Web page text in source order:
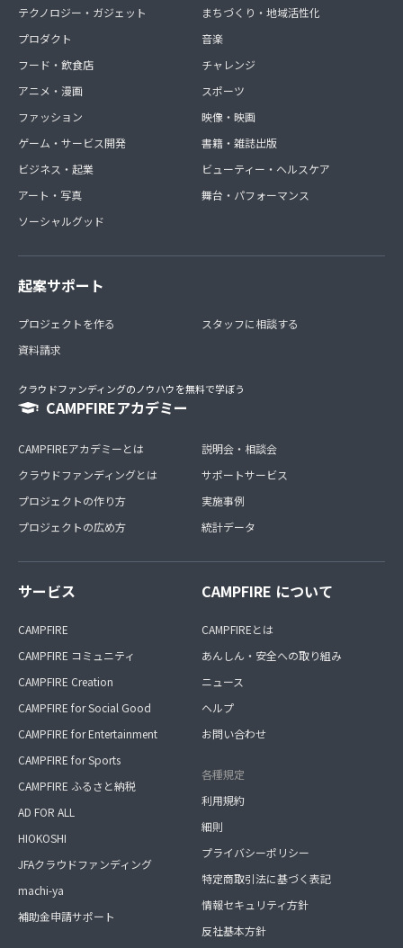
テクノロジー・ガジェット
プロダクト
フード・飲食店
アニメ・漫画
ファッション
ゲーム・サービス開発
ビジネス・起業
アート・写真
ソーシャルグッド
まちづくり・地域活性化
音楽
チャレンジ
スポーツ
映像・映画
書籍・雑誌出版
ビューティー・ヘルスケア
舞台・パフォーマンス
起案サポート
プロジェクトを作る
資料請求
スタッフに相談する
クラウドファンディングのノウハウを無料で学ぼう
CAMPFIREアカデミー
CAMPFIREアカデミーとは
クラウドファンディングとは
プロジェクトの作り方
プロジェクトの広め方
説明会・相談会
サポートサービス
実施事例
統計データ
サービス
CAMPFIRE
CAMPFIRE コミュニティ
CAMPFIRE Creation
CAMPFIRE for Social Good
CAMPFIRE for Entertainment
CAMPFIRE for Sports
CAMPFIRE ふるさと納税
AD FOR ALL
HIOKOSHI
JFAクラウドファンディング
machi-ya
補助金申請サポート
CAMPFIRE について
CAMPFIREとは
あんしん・安全への取り組み
ニュース
ヘルプ
お問い合わせ
各種規定
利用規約
細則
プライバシーポリシー
特定商取引法に基づく表記
情報セキュリティ方針
反社基本方針